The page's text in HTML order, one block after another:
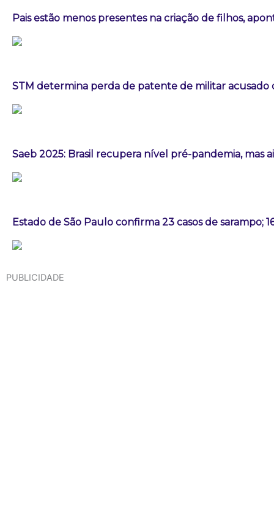
Pais estão menos presentes na criação de filhos,
STM determina perda de patente de militar acusado
Saeb 2025: Brasil recupera nível pré-pandemia, mas
Estado de São Paulo confirma 23 casos de sarampo;
PUBLICIDADE